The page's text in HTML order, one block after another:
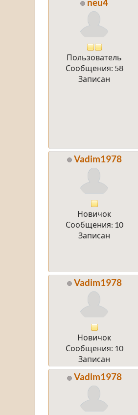
Пользователь
Сообщения: 58
Записан
Vadim1978
Новичок
Сообщения: 10
Записан
Vadim1978
Новичок
Сообщения: 10
Записан
Vadim1978